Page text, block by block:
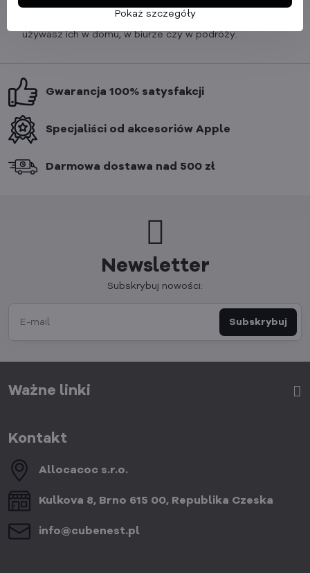
jakości, funkcjonalności i stylu. Łatwa konserwacja sprawia,
że są one trwalsze niż nowe - niezależnie od tego, czy
używasz ich w domu, w biurze czy w podróży.
Gwarancja 100% satysfakcji
Specjaliści od akcesoriów Apple
Darmowa dostawa nad 500 zł
Newsletter
Subskrybuj nowości:
Subskrybuj
Ważne linki
Kontakt
Allocacoc s​.r​.o​.
Kulkova 8, Brno 615 00, Republika Czeska
info​@cubenest​.pl
Pokaż szczegóły